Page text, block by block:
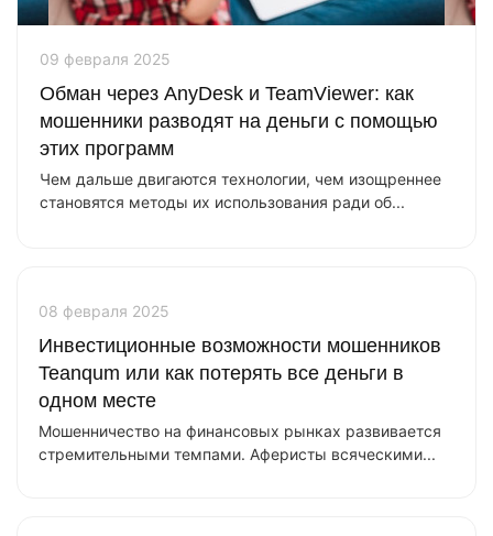
09 февраля 2025
Обман через AnyDesk и TeamViewer: как
мошенники разводят на деньги с помощью
этих программ
Чем дальше двигаются технологии, чем изощреннее
становятся методы их использования ради об...
08 февраля 2025
Инвестиционные возможности мошенников
Teanqum или как потерять все деньги в
одном месте
Мошенничество на финансовых рынках развивается
стремительными темпами. Аферисты всяческими...